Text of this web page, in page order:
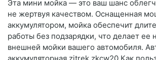
Эта мини мойка — это ваш шанс
не жертвуя качеством. Оснащенная
аккумулятором, мойка обеспечит
работы без подзарядки, что делает ее
внешней мойки вашего автомобиля.